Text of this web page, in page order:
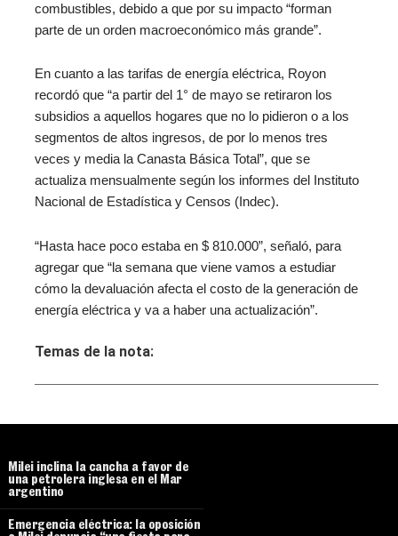
combustibles, debido a que por su impacto “forman
parte de un orden macroeconómico más grande”.
En cuanto a las tarifas de energía eléctrica, Royon
recordó que “a partir del 1° de mayo se retiraron los
subsidios a aquellos hogares que no lo pidieron o a los
segmentos de altos ingresos, de por lo menos tres
veces y media la Canasta Básica Total”, que se
actualiza mensualmente según los informes del Instituto
Nacional de Estadística y Censos (Indec).
“Hasta hace poco estaba en $ 810.000”, señaló, para
agregar que “la semana que viene vamos a estudiar
cómo la devaluación afecta el costo de la generación de
energía eléctrica y va a haber una actualización”.
Temas de la nota:
Milei inclina la cancha a favor de
una petrolera inglesa en el Mar
argentino
Emergencia eléctrica: la oposición